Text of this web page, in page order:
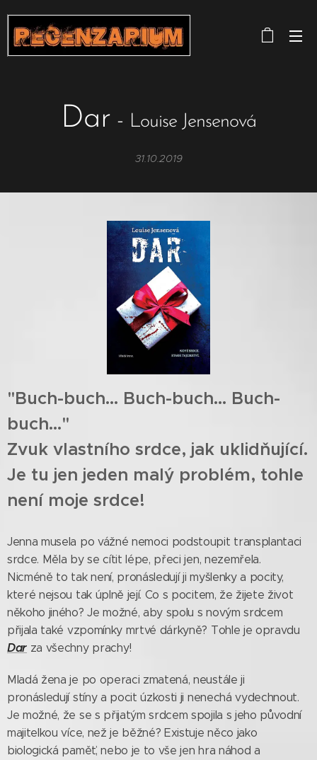
Dar - Louise Jensenová
31.10.2019
"Buch-buch... Buch-buch... Buch-
buch..."
Zvuk vlastního srdce, jak uklidňující.
Je tu jen jeden malý problém, tohle
není moje srdce!
Jenna musela po vážné nemoci podstoupit transplantaci
srdce. Měla by se cítit lépe, přeci jen, nezemřela.
Nicméně to tak není, pronásledují ji myšlenky a pocity,
které nejsou tak úplně její. Co s pocitem, že žijete život
někoho jiného? Je možné, aby spolu s novým srdcem
přijala také vzpomínky mrtvé dárkyně? Tohle je opravdu
Dar za všechny prachy!
Mladá žena je po operaci zmatená, neustále ji
pronásledují stíny a pocit úzkosti ji nenechá vydechnout.
Je možné, že se s přijatým srdcem spojila s jeho původní
majitelkou více, než je běžné? Existuje něco jako
biologická paměť, nebo je to vše jen hra náhod a